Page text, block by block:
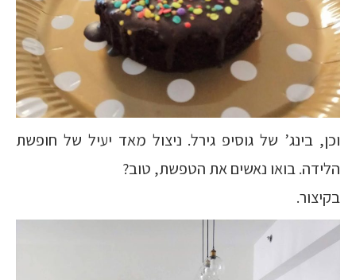
וכן, בינג’ של גוסיפ גירל. ניצול מאד יעיל של חופשת
הלידה. בואו נאשים את הטפשת, טוב?
בקיצור.